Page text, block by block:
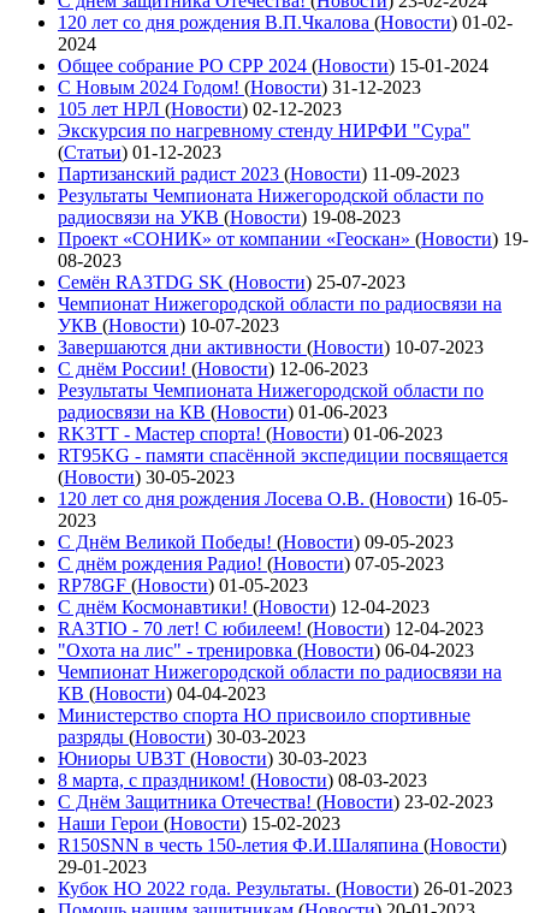
120 лет со дня рождения В.П.Чкалова (Новости) 01-02-
2024
Общее собрание РО СРР 2024 (Новости) 15-01-2024
С Новым 2024 Годом! (Новости) 31-12-2023
105 лет НРЛ (Новости) 02-12-2023
Экскурсия по нагревному стенду НИРФИ "Сура"
(Статьи) 01-12-2023
Партизанский радист 2023 (Новости) 11-09-2023
Результаты Чемпионата Нижегородской области по
радиосвязи на УКВ (Новости) 19-08-2023
Проект «СОНИК» от компании «Геоскан» (Новости) 19-
08-2023
Семён RA3TDG SK (Новости) 25-07-2023
Чемпионат Нижегородской области по радиосвязи на
УКВ (Новости) 10-07-2023
Завершаются дни активности (Новости) 10-07-2023
С днём России! (Новости) 12-06-2023
Результаты Чемпионата Нижегородской области по
радиосвязи на КВ (Новости) 01-06-2023
RK3TT - Мастер спорта! (Новости) 01-06-2023
RT95KG - памяти спасённой экспедиции посвящается
(Новости) 30-05-2023
120 лет со дня рождения Лосева О.В. (Новости) 16-05-
2023
С Днём Великой Победы! (Новости) 09-05-2023
С днём рождения Радио! (Новости) 07-05-2023
RP78GF (Новости) 01-05-2023
С днём Космонавтики! (Новости) 12-04-2023
RA3TIO - 70 лет! С юбилеем! (Новости) 12-04-2023
"Охота на лис" - тренировка (Новости) 06-04-2023
Чемпионат Нижегородской области по радиосвязи на
КВ (Новости) 04-04-2023
Министерство спорта НО присвоило спортивные
разряды (Новости) 30-03-2023
Юниоры UB3T (Новости) 30-03-2023
8 марта, с праздником! (Новости) 08-03-2023
С Днём Защитника Отечества! (Новости) 23-02-2023
Наши Герои (Новости) 15-02-2023
R150SNN в честь 150-летия Ф.И.Шаляпина (Новости)
29-01-2023
Кубок НО 2022 года. Результаты. (Новости) 26-01-2023